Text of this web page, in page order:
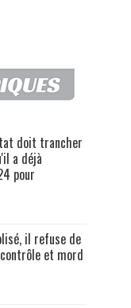
doit trancher
a déjà
pour
il refuse de
et mord